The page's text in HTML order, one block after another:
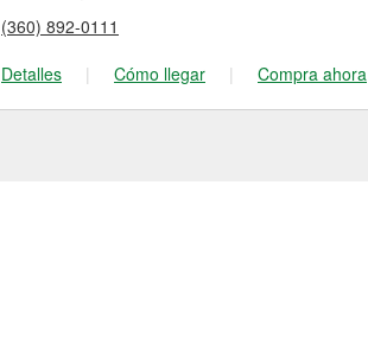
(360) 892-0111
Detalles
| Cómo llegar | Compra ahora